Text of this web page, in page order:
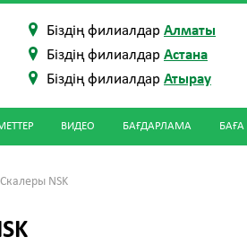
Біздің филиалдар Алматы
Біздің филиалдар Астана
Біздің филиалдар Атырау
ВИДЕО БАҒДАРЛАМА БАҒА
Скалеры NSK